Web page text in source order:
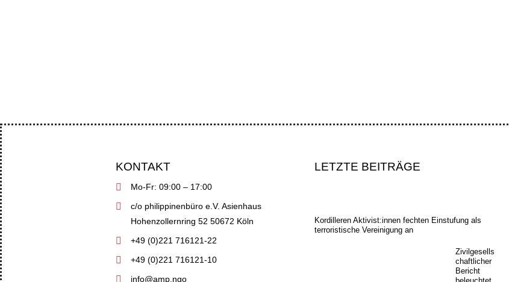
KONTAKT
Mo-Fr: 09:00 – 17:00
c/o philippinenbüro e.V. Asienhaus
Hohenzollernring 52 50672 Köln
+49 (0)221 716121-22
+49 (0)221 716121-10
info@amp.ngo
LETZTE BEITRÄGE
Kordilleren Aktivist:innen fechten Einstufung als
terroristische Vereinigung an
Zivilgesells
chaftlicher
Bericht